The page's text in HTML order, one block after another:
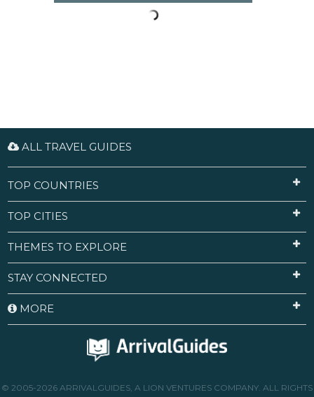
ALL TRAVEL GUIDES
TOP COUNTRIES
TOP CITIES
THEMES TO EXPLORE
STAY CONNECTED
MORE
© 2005-2026 ARRIVALGUIDES, A LION VENTURES COMPANY. ALL RIGHTS